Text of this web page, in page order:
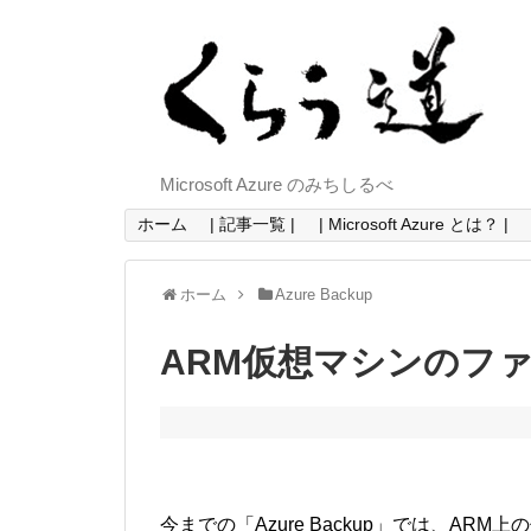
Microsoft Azure のみちしるべ
ホーム | 記事一覧 | | Microsoft Azure とは？ |
ホーム Azure Backup
ARM仮想マシンのフ
今までの「Azure Backup」では、ARM上